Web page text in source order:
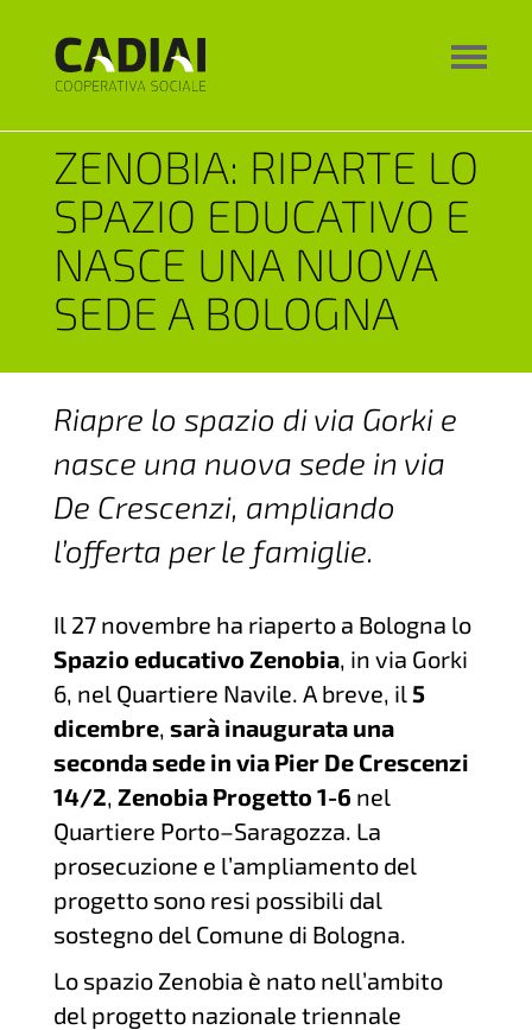
ZENOBIA: RIPARTE LO
SPAZIO EDUCATIVO E
NASCE UNA NUOVA
SEDE A BOLOGNA
Riapre lo spazio di via Gorki e
nasce una nuova sede in via
De Crescenzi, ampliando
l’offerta per le famiglie.
Il 27 novembre ha riaperto a Bologna lo
Spazio educativo Zenobia, in via Gorki
6, nel Quartiere Navile. A breve, il 5
dicembre, sarà inaugurata una
seconda sede in via Pier De Crescenzi
14/2, Zenobia Progetto 1-6 nel
Quartiere Porto–Saragozza. La
prosecuzione e l’ampliamento del
progetto sono resi possibili dal
sostegno del Comune di Bologna.
Lo spazio Zenobia è nato nell’ambito
del progetto nazionale triennale